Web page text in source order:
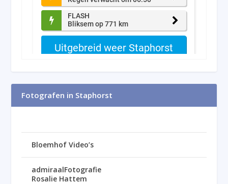
Fotografen in Staphorst
Bloemhof Video’s
admiraalFotografie
Rosalie Hattem